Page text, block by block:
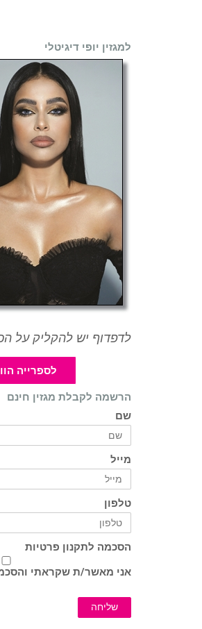
למגזין יופי דיגיטלי
לדפדוף יש להקליק על
לספרייה
הרשמה לקבלת מגזין חינם
שם
מייל
טלפון
הסכמה לתקנון פרטיות
אני מאשר/ת שקראתי
שליחה